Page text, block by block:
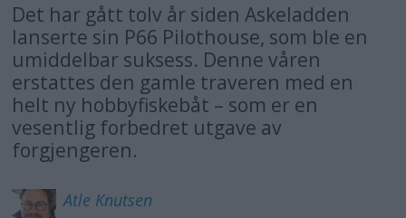
Det har gått tolv år siden Askeladden
lanserte sin P66 Pilothouse, som ble en
umiddelbar suksess. Denne våren
erstattes den gamle traveren med en
helt ny hobbyfiskebåt – som er en
vesentlig forbedret utgave av
forgjengeren.
Atle Knutsen